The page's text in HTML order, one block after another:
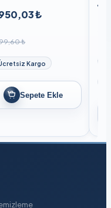
₺
₺
Kargo
Sepete Ekle